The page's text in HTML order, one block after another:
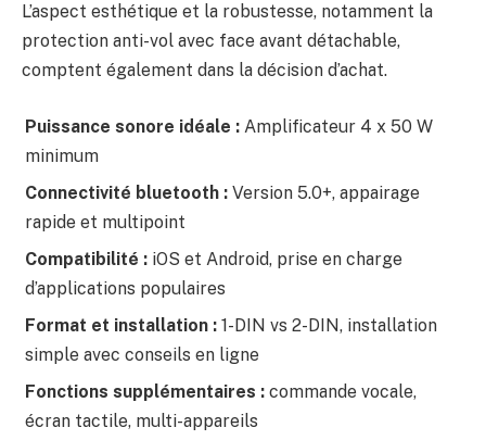
L’aspect esthétique et la robustesse, notamment la
protection anti-vol avec face avant détachable,
comptent également dans la décision d’achat.
Puissance sonore idéale : Amplificateur 4 x 50 W
minimum
Connectivité bluetooth : Version 5.0+, appairage
rapide et multipoint
Compatibilité : iOS et Android, prise en charge
d’applications populaires
Format et installation : 1-DIN vs 2-DIN, installation
simple avec conseils en ligne
Fonctions supplémentaires : commande vocale,
écran tactile, multi-appareils